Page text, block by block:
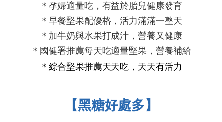
＊孕婦適量吃，有益於胎兒健康發育
＊早餐堅果配優格， 活力滿滿一整天
＊加牛奶與水果打成汁，營養又健康
＊國健署推薦每天吃適量堅果，營養補給
＊綜合堅果推薦天天吃，天天有活力
【黑糖好處多】